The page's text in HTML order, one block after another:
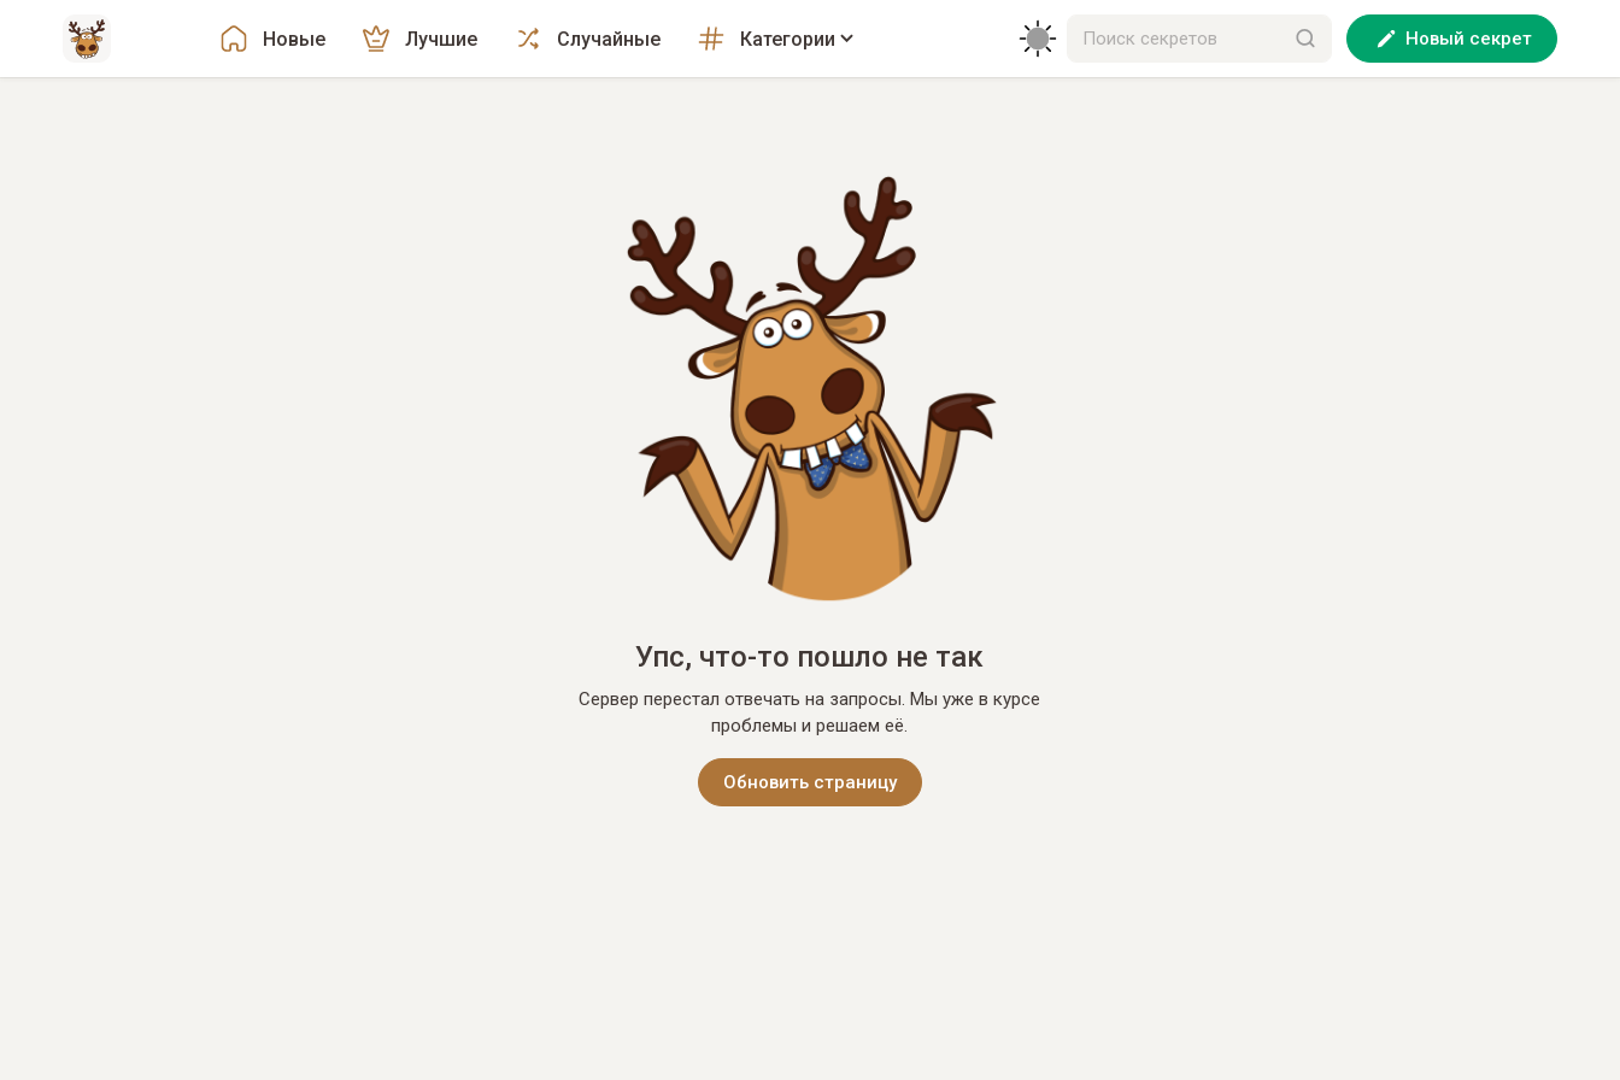
Новые Лучшие Случайные Категории Новый секрет
Упс, что-то пошло не так
Сервер перестал отвечать на запросы. Мы уже в курсе
проблемы и решаем её.
Обновить страницу